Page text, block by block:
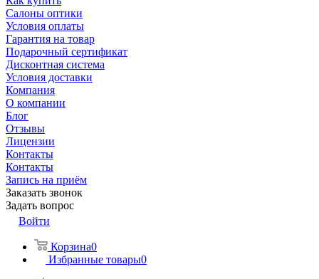
Салоны оптики
Условия оплаты
Гарантия на товар
Подарочный сертификат
Дисконтная система
Условия доставки
Компания
О компании
Блог
Отзывы
Лицензии
Контакты
Контакты
Запись на приём
Заказать звонок
Задать вопрос
Войти
Корзина0
Избранные товары0